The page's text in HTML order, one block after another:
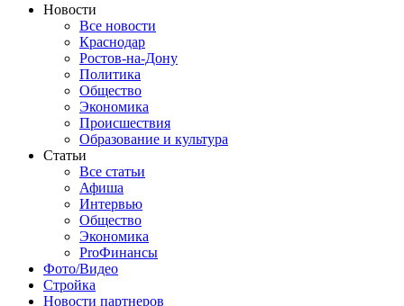
Новости
Все новости
Краснодар
Ростов-на-Дону
Политика
Общество
Экономика
Происшествия
Образование и культура
Статьи
Все статьи
Афиша
Интервью
Общество
Экономика
ProФинансы
Фото/Видео
Стройка
Новости партнеров